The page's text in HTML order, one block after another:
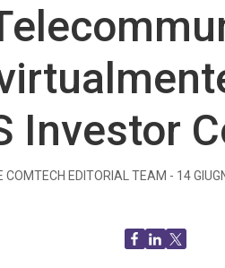
Investor
COMTECH EDITORIAL TEAM - 14